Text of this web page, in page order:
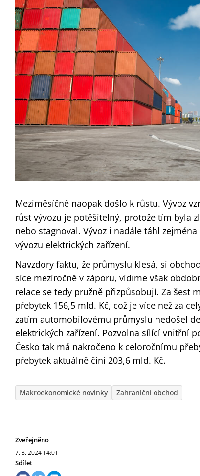
Meziměsíčně naopak došlo k růstu. Vývoz
růst vývozu je potěšitelný, protože tím byla
nebo stagnoval. Vývoz i nadále táhl
vývozu elektrických zařízení.
Navzdory faktu, že průmyslu klesá, si
sice meziročně v záporu, vidíme však
relace se tedy pružně přizpůsobují. Za šest
přebytek 156,5 mld. Kč, což je více než za
zatím automobilovému průmyslu nedošel
elektrických zařízení. Pozvolna sílící vnitřní
Česko tak má nakročeno k celoročnímu
přebytek aktuálně činí 203,6 mld. Kč.
Makroekonomické novinky Zahraniční obchod
Zveřejněno
7. 8. 2024 14:01
Sdílet